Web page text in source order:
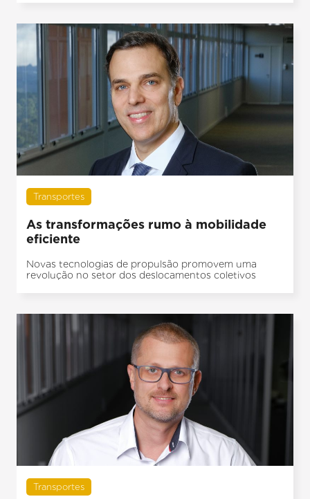
Transportes
As transformações rumo à mobilidade
eficiente
Novas tecnologias de propulsão promovem uma
revolução no setor dos deslocamentos coletivos
Transportes